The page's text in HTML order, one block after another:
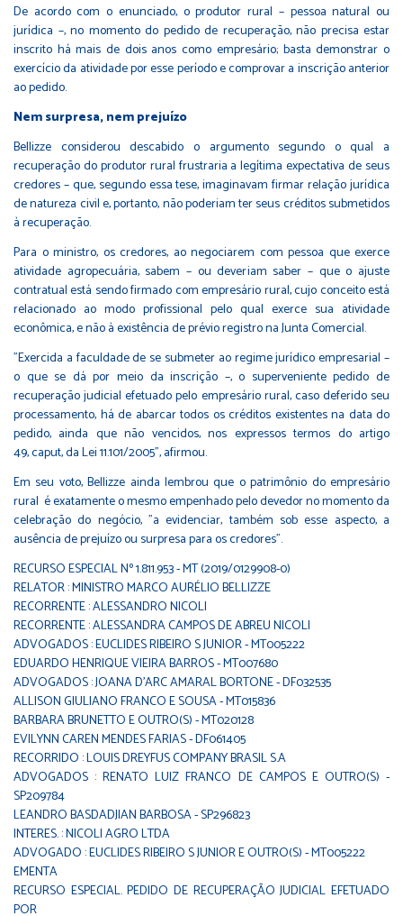
De acordo com o enunciado, o produtor rural – pessoa natural ou
jurídica –, no momento do pedido de recuperação, não precisa estar
inscrito há mais de dois anos como empresário; basta demonstrar o
exercício da atividade por esse período e comprovar a inscrição anterior
ao pedido.
Nem surpresa, nem prejuízo
Bellizze considerou descabido o argumento segundo o qual a
recuperação do produtor rural frustraria a legítima expectativa de seus
credores – que, segundo essa tese, imaginavam firmar relação jurídica
de natureza civil e, portanto, não poderiam ter seus créditos submetidos
à recuperação.
Para o ministro, os credores, ao negociarem com pessoa que exerce
atividade agropecuária, sabem – ou deveriam saber – que o ajuste
contratual está sendo firmado com empresário rural, cujo conceito está
relacionado ao modo profissional pelo qual exerce sua atividade
econômica, e não à existência de prévio registro na Junta Comercial.
"Exercida a faculdade de se submeter ao regime jurídico empresarial –
o que se dá por meio da inscrição –, o superveniente pedido de
recuperação judicial efetuado pelo empresário rural, caso deferido seu
processamento, há de abarcar todos os créditos existentes na data do
pedido, ainda que não vencidos, nos expressos termos do artigo
49, caput, da Lei 11.101/2005", afirmou.
Em seu voto, Bellizze ainda lembrou que o patrimônio do empresário
rural é exatamente o mesmo empenhado pelo devedor no momento da
celebração do negócio, "a evidenciar, também sob esse aspecto, a
ausência de prejuízo ou surpresa para os credores".
RECURSO ESPECIAL Nº 1.811.953 - MT (2019/0129908-0)
RELATOR : MINISTRO MARCO AURÉLIO BELLIZZE
RECORRENTE : ALESSANDRO NICOLI
RECORRENTE : ALESSANDRA CAMPOS DE ABREU NICOLI
ADVOGADOS : EUCLIDES RIBEIRO S JUNIOR - MT005222
EDUARDO HENRIQUE VIEIRA BARROS - MT007680
ADVOGADOS : JOANA D'ARC AMARAL BORTONE - DF032535
ALLISON GIULIANO FRANCO E SOUSA - MT015836
BARBARA BRUNETTO E OUTRO(S) - MT020128
EVILYNN CAREN MENDES FARIAS - DF061405
RECORRIDO : LOUIS DREYFUS COMPANY BRASIL S.A
ADVOGADOS : RENATO LUIZ FRANCO DE CAMPOS E OUTRO(S) -
SP209784
LEANDRO BASDADJIAN BARBOSA - SP296823
INTERES. : NICOLI AGRO LTDA
ADVOGADO : EUCLIDES RIBEIRO S JUNIOR E OUTRO(S) - MT005222
EMENTA
RECURSO ESPECIAL. PEDIDO DE RECUPERAÇÃO JUDICIAL EFETUADO
POR